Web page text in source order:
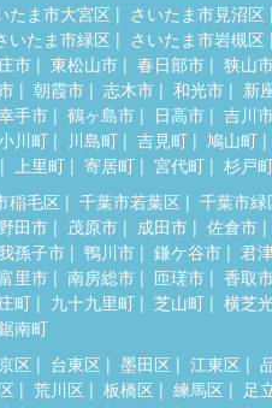
たま市大宮区
さいたま市見沼区
いたま市緑区
さいたま市岩槻区
市 東松山市 春日部市
狭山
朝霞市 志木市 和光市
新
手市 鶴ヶ島市 日高市
吉川
川町 川島町 吉見町
鳩山町
上里町 寄居町 宮代町 杉戸
稲毛区 千葉市若葉区
千葉市緑
野田市 茂原市 成田市
佐倉市
孫子市 鴨川市 鎌ケ谷市
君
里市 南房総市 匝瑳市
香取
町 九十九里町 芝山町
横芝
南町
区 台東区 墨田区 江東区
荒川区 板橋区 練馬区
足